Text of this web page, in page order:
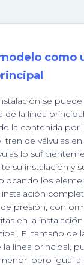
como
se
de la línea
la contenida por
tren de válvulas en
lo
su instalación y
los
instalación
presión,
en la
El tamaño de
línea principal,
pero igual al